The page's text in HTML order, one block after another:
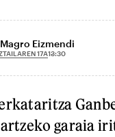
Eizmendi
17A13:30
garaia